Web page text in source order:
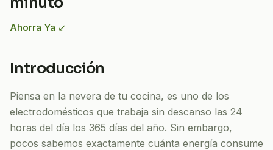
Ahorra Ya ↙
Introducción
Piensa en la nevera de tu cocina, es uno de los
electrodomésticos que trabaja sin descanso las 24
horas del día los 365 días del año. Sin embargo,
pocos sabemos exactamente cuánta energía consume